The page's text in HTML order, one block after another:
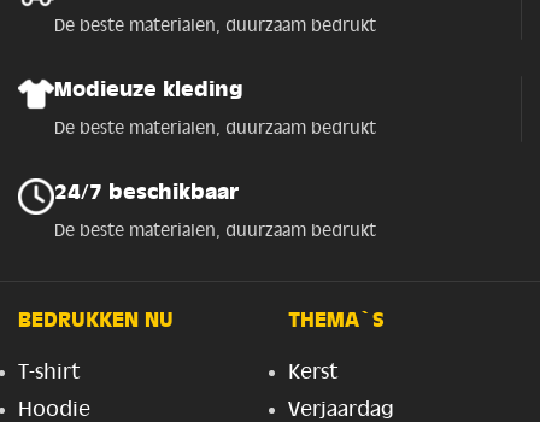
De beste materialen, duurzaam bedrukt
Modieuze kleding
De beste materialen, duurzaam bedrukt
24/7 beschikbaar
De beste materialen, duurzaam bedrukt
BEDRUKKEN NU
T-shirt
Hoodie
THEMA`S
Kerst
Verjaardag